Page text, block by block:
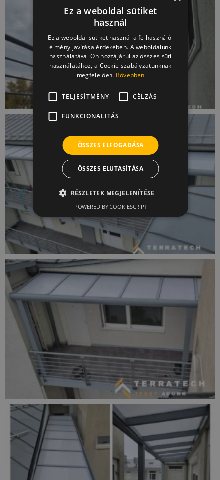
Ez a weboldal sütiket
használ
Ez a weboldal sütiket használ a felhasználói
élmény javítása érdekében. A weboldalunk
használatával Ön hozzájárul az összes süti
használatához, a Cookie szabályzatunknak
megfelelően. Bővebben
TELJESÍTMÉNY CÉLZÁS
FUNKCIONALITÁS
ÖSSZES ELFOGADÁSA
ÖSSZES ELUTASÍTÁSA
RÉSZLETEK MEGJELENÍTÉSE
POWERED BY COOKIESCRIPT
Otthonfelújítási támogatás
2026-ban megépítheti teraszát, télikertjét
vagy autóbeállójátaz új otthonfelújítási
támogatással, amennyiben megfelel a
Részletek